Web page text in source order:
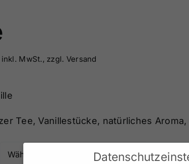
Preisspanne:
inkl. MwSt., zzgl. Versand
Tee, Vanillestücke, natürliches Aroma,